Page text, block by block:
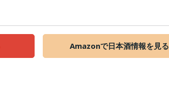
Amazonで日本酒情報を見る